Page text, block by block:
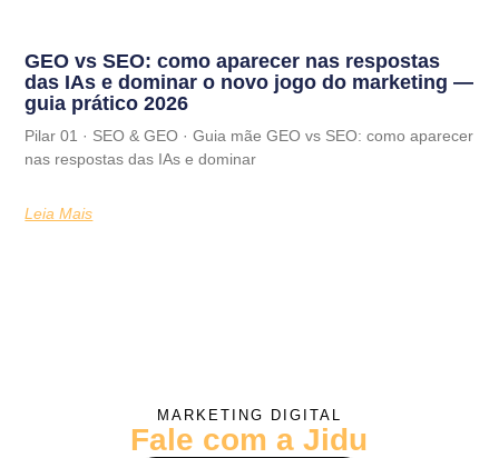
GEO vs SEO: como aparecer nas respostas
das IAs e dominar o novo jogo do marketing —
guia prático 2026
Pilar 01 · SEO & GEO · Guia mãe GEO vs SEO: como aparecer
nas respostas das IAs e dominar
Leia Mais
MARKETING DIGITAL
Fale com a Jidu